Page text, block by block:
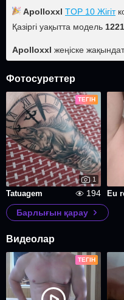
Apolloxxl TOP 10 Жігіт
Қазіргі уақытта модель
Apolloxxl жеңіске
Фотосуреттер
ТЕГІН
1
Tatuagem 194
Барлығын қарау
Видеолар
ТЕГІН